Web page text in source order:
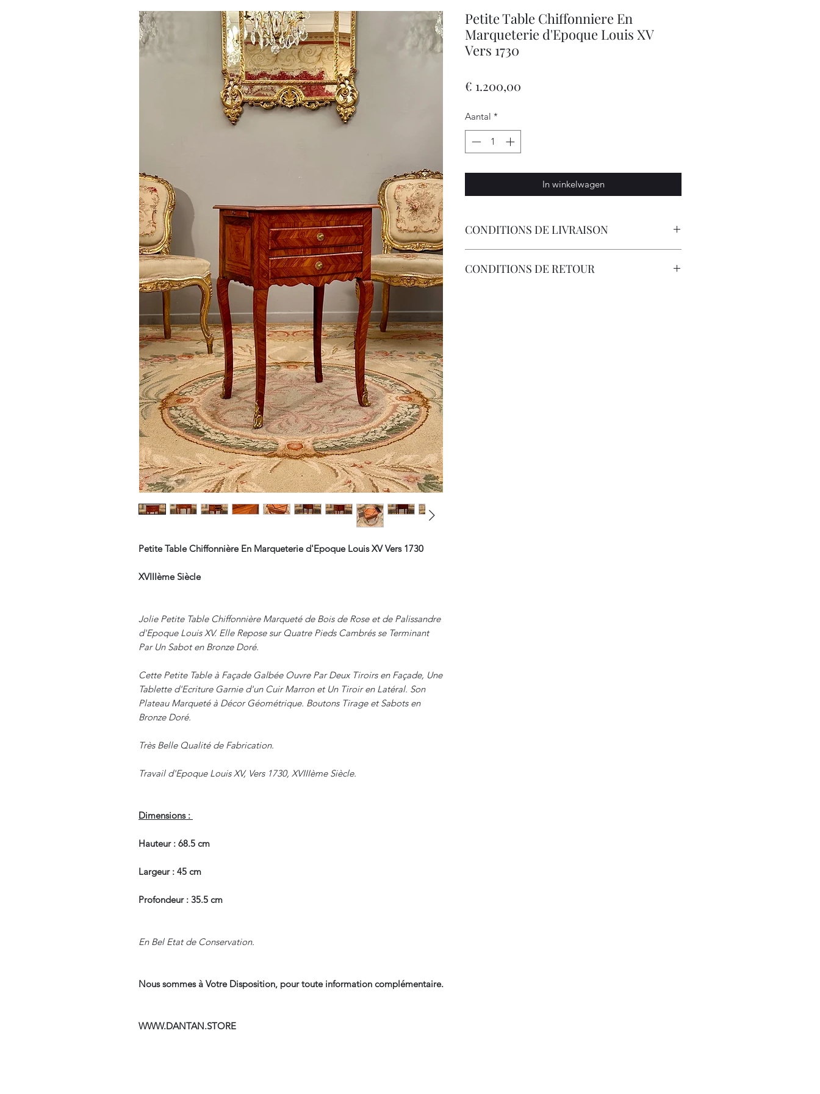
Petite Table Chiffonnière En Marqueterie d'Epoque Louis XV Vers 1730
XVIIIème Siècle
Jolie Petite Table Chiffonnière Marqueté de Bois de Rose et de Palissandre
d'Epoque Louis XV. Elle Repose sur Quatre Pieds Cambrés se Terminant
Par Un Sabot en Bronze Doré.
Cette Petite Table à Façade Galbée Ouvre Par Deux Tiroirs en Façade, Une
Tablette d'Ecriture Garnie d'un Cuir Marron et Un Tiroir en Latéral. Son
Plateau Marqueté à Décor Géométrique. Boutons Tirage et Sabots en
Bronze Doré.
Très Belle Qualité de Fabrication.
Travail d'Epoque Louis XV, Vers 1730, XVIIIème Siècle.
Dimensions :
Hauteur : 68.5 cm
Largeur : 45 cm
Profondeur : 35.5 cm
En Bel Etat de Conservation.
Nous sommes à Votre Disposition, pour toute information complémentaire.
WWW.DANTAN.STORE
Petite Table Chiffonniere En
Marqueterie d'Epoque Louis XV
Vers 1730
€ 1.200,00
Aantal *
In winkelwagen
CONDITIONS DE LIVRAISON
CONDITIONS DE RETOUR